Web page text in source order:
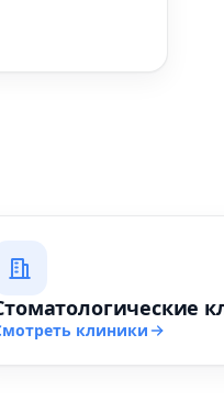
клиники